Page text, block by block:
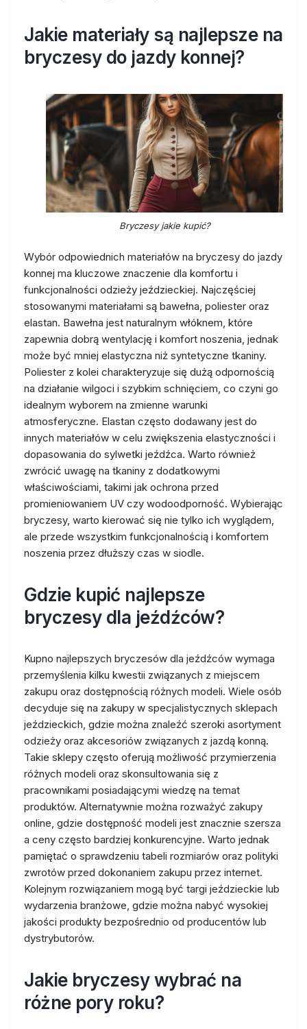
Jakie materiały są najlepsze na
bryczesy do jazdy konnej?
Bryczesy jakie kupić?
Wybór odpowiednich materiałów na bryczesy do jazdy
konnej ma kluczowe znaczenie dla komfortu i
funkcjonalności odzieży jeździeckiej. Najczęściej
stosowanymi materiałami są bawełna, poliester oraz
elastan. Bawełna jest naturalnym włóknem, które
zapewnia dobrą wentylację i komfort noszenia, jednak
może być mniej elastyczna niż syntetyczne tkaniny.
Poliester z kolei charakteryzuje się dużą odpornością
na działanie wilgoci i szybkim schnięciem, co czyni go
idealnym wyborem na zmienne warunki
atmosferyczne. Elastan często dodawany jest do
innych materiałów w celu zwiększenia elastyczności i
dopasowania do sylwetki jeźdźca. Warto również
zwrócić uwagę na tkaniny z dodatkowymi
właściwościami, takimi jak ochrona przed
promieniowaniem UV czy wodoodporność. Wybierając
bryczesy, warto kierować się nie tylko ich wyglądem,
ale przede wszystkim funkcjonalnością i komfortem
noszenia przez dłuższy czas w siodle.
Gdzie kupić najlepsze
bryczesy dla jeźdźców?
Kupno najlepszych bryczesów dla jeźdźców wymaga
przemyślenia kilku kwestii związanych z miejscem
zakupu oraz dostępnością różnych modeli. Wiele osób
decyduje się na zakupy w specjalistycznych sklepach
jeździeckich, gdzie można znaleźć szeroki asortyment
odzieży oraz akcesoriów związanych z jazdą konną.
Takie sklepy często oferują możliwość przymierzenia
różnych modeli oraz skonsultowania się z
pracownikami posiadającymi wiedzę na temat
produktów. Alternatywnie można rozważyć zakupy
online, gdzie dostępność modeli jest znacznie szersza
a ceny często bardziej konkurencyjne. Warto jednak
pamiętać o sprawdzeniu tabeli rozmiarów oraz polityki
zwrotów przed dokonaniem zakupu przez internet.
Kolejnym rozwiązaniem mogą być targi jeździeckie lub
wydarzenia branżowe, gdzie można nabyć wysokiej
jakości produkty bezpośrednio od producentów lub
dystrybutorów.
Jakie bryczesy wybrać na
różne pory roku?